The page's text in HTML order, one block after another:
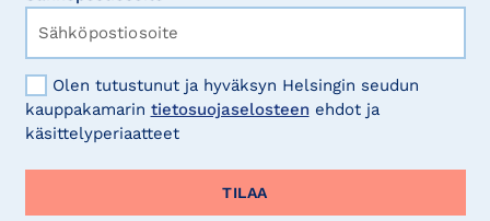
Olen tutustunut ja hyväksyn Helsingin seudun
kauppakamarin tietosuojaselosteen ehdot ja
käsittelyperiaatteet